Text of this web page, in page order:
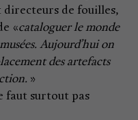
directeurs de fouilles,
«cataloguer le monde
Aujourd’hui on
des artefacts
»
faut surtout pas